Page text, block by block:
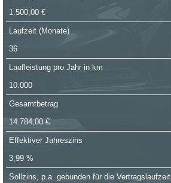
1.500,00 €
Laufzeit (Monate)
36
Laufleistung pro Jahr in km
10.000
Gesamtbetrag
14.784,00 €
Effektiver Jahreszins
3,99 %
Sollzins, p.a. gebunden für die Vertragslaufzeit